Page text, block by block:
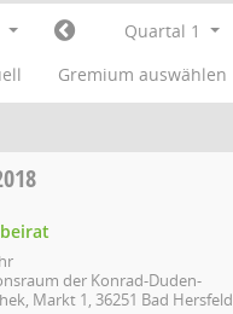
Quartal 1
Gremium auswählen
der Konrad-Duden-
Markt 1, 36251 Bad Hersfeld